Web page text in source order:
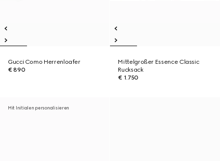
Gucci Como Herrenloafer
€ 890
Mittelgroßer Essence Classic
Rucksack
€ 1.750
Mit Initialen personalisieren